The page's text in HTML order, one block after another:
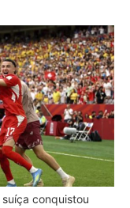
suíça conquistou